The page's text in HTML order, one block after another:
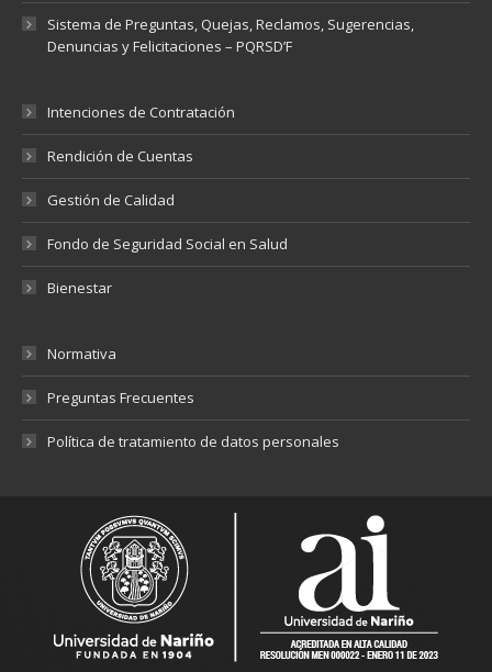
Sistema de Preguntas, Quejas, Reclamos, Sugerencias,
Denuncias y Felicitaciones – PQRSD’F
Intenciones de Contratación
Rendición de Cuentas
Gestión de Calidad
Fondo de Seguridad Social en Salud
Bienestar
Normativa
Preguntas Frecuentes
Política de tratamiento de datos personales